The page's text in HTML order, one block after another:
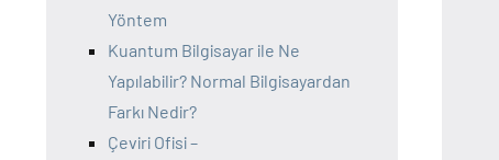
Yöntem
Kuantum Bilgisayar ile Ne
Yapılabilir? Normal Bilgisayardan
Farkı Nedir?
Çeviri Ofisi –